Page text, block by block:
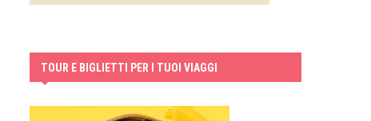
TOUR E BIGLIETTI PER I TUOI VIAGGI